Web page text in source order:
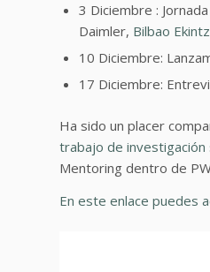
3 Diciembre :
Daimler, Bilbao
10 Diciembre:
17 Diciembre:
Ha sido un placer
trabajo de
Mentoring dentro de
En este enlace puedes